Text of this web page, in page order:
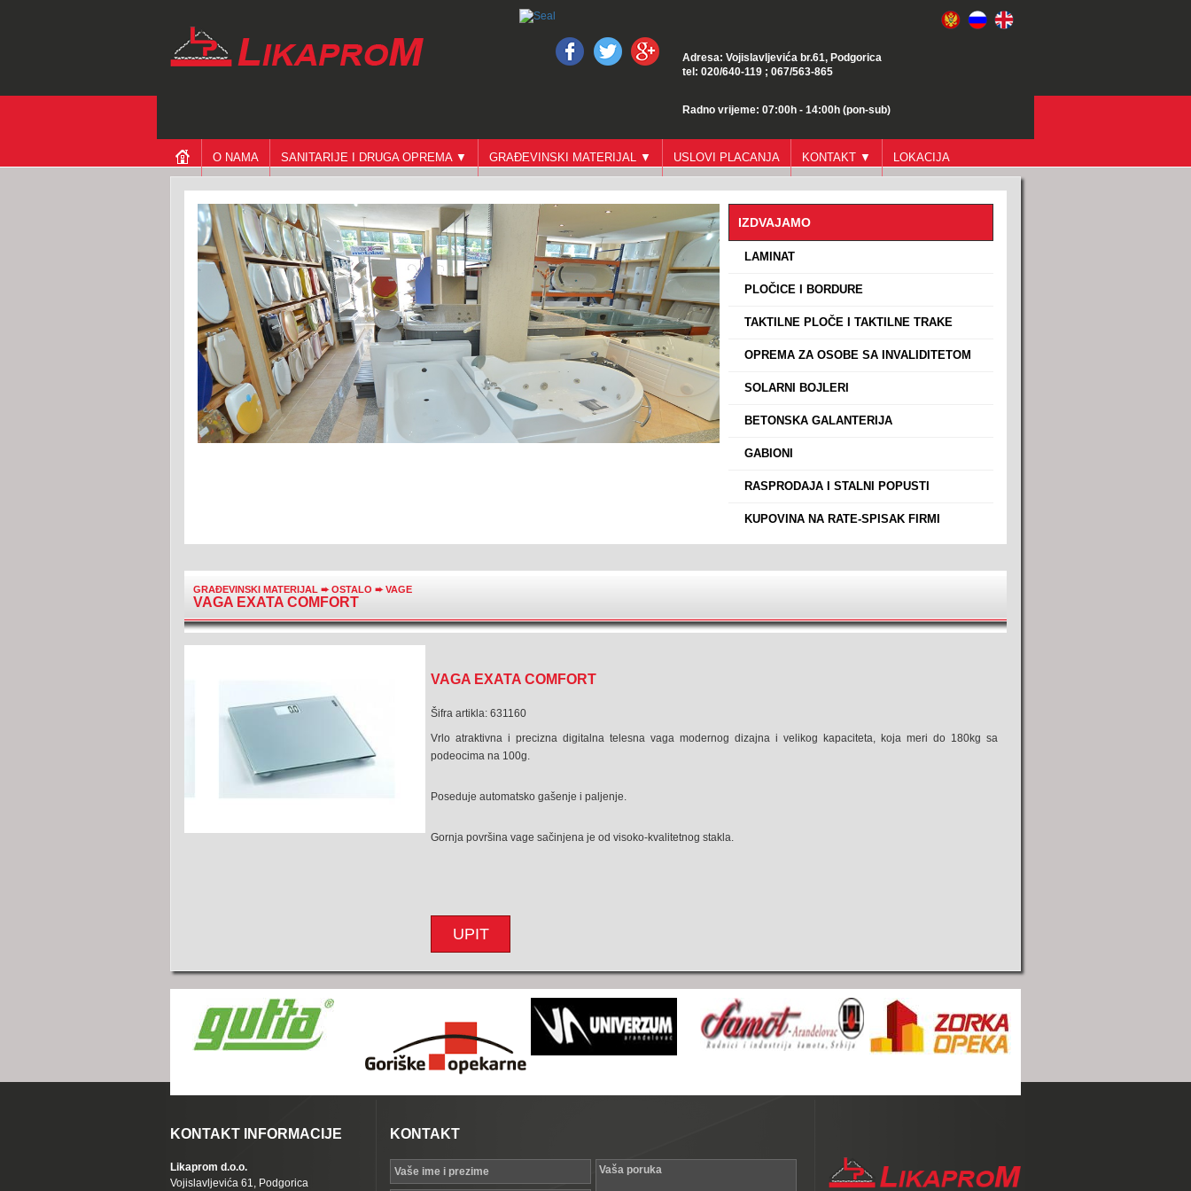
Adresa: Vojislavljevića br.61, Podgorica
tel: 020/640-119 ; 067/563-865
Radno vrijeme: 07:00h - 14:00h (pon-sub)
O NAMA SANITARIJE I DRUGA OPREMA ▼ GRAĐEVINSKI MATERIJAL ▼ USLOVI PLACANJA KONTAKT ▼ LOKACIJA
IZDVAJAMO
LAMINAT
PLOČICE I BORDURE
TAKTILNE PLOČE I TAKTILNE TRAKE
OPREMA ZA OSOBE SA INVALIDITETOM
SOLARNI BOJLERI
BETONSKA GALANTERIJA
GABIONI
RASPRODAJA I STALNI POPUSTI
KUPOVINA NA RATE-SPISAK FIRMI
GRAĐEVINSKI MATERIJAL ➨OSTALO ➨VAGE
VAGA EXATA COMFORT
VAGA EXATA COMFORT
Šifra artikla: 631160
Vrlo atraktivna i precizna digitalna telesna vaga modernog dizajna i velikog kapaciteta, koja meri do 180kg sa
podeocima na 100g.
Poseduje automatsko gašenje i paljenje.
Gornja površina vage sačinjena je od visoko-kvalitetnog stakla.
UPIT
KONTAKT INFORMACIJE
Likaprom d.o.o.
Vojislavljevića 61, Podgorica
KONTAKT